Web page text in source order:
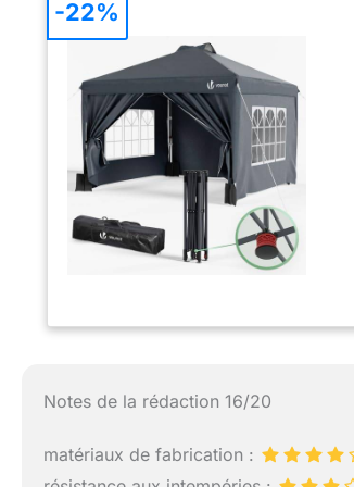
-22%
Notes de la rédaction 16/20
matériaux de fabrication :